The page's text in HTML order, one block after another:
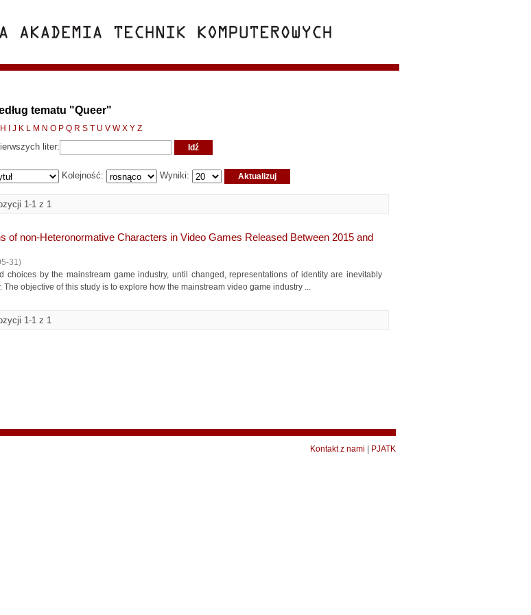
tematu "Queer"
H J K L M N O P Q R S T U V W X Y Z
liter:
Kolejność: Wyniki:
1-1 z 1
of non-Heteronormative Characters in Video Games Released Between 2015 and
31)
choices by the mainstream game industry, until changed, representations of identity are inevitably
The objective of this study is to explore how the mainstream video game industry ...
1-1 z 1
Kontakt z nami PJATK